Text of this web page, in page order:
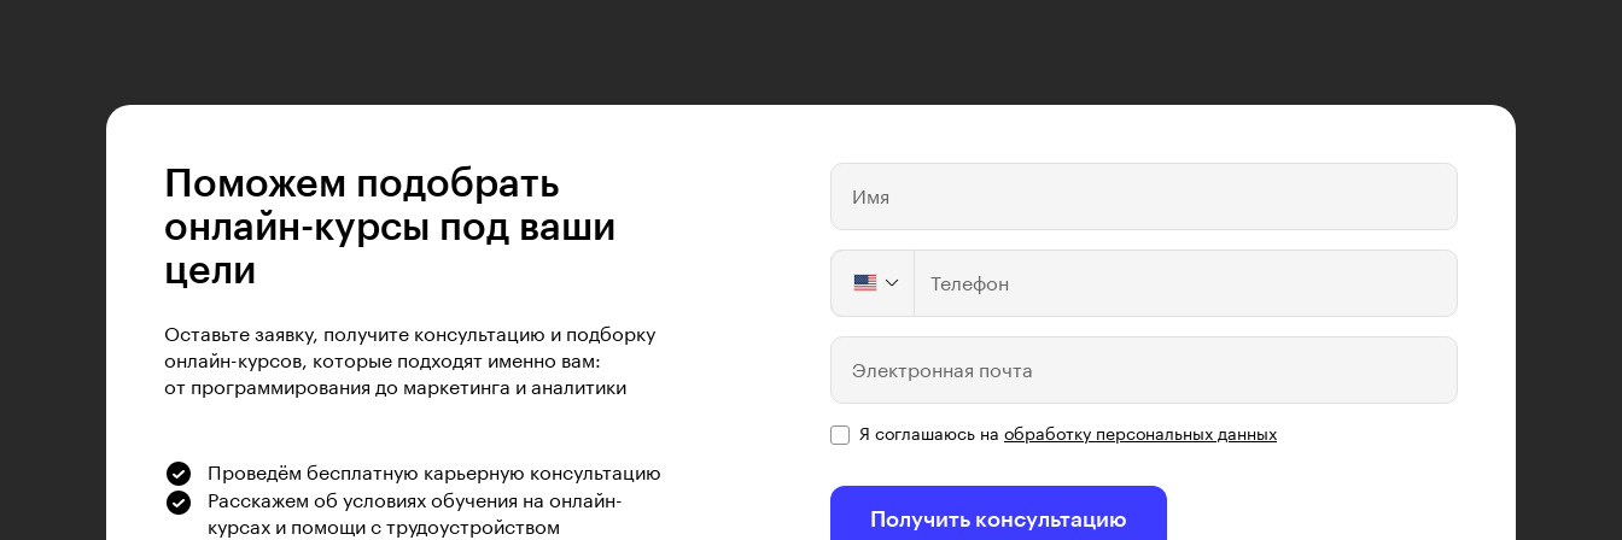
Поможем подобрать
онлайн-курсы под ваши
цели
Оставьте заявку, получите консультацию и подборку
онлайн-курсов, которые подходят именно вам:
от программирования до маркетинга и аналитики
Проведём бесплатную карьерную консультацию
Расскажем об условиях обучения на онлайн-
курсах и помощи с трудоустройством
Имя
Телефон
Электронная почта
Я соглашаюсь на обработку персональных данных
Получить консультацию